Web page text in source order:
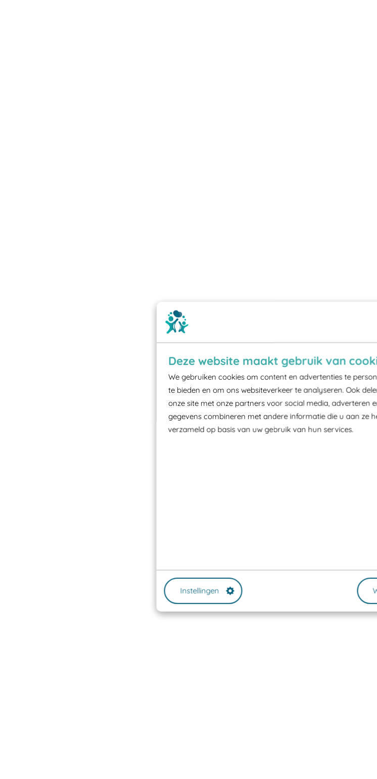
Deze website maakt gebruik van
We gebruiken cookies om content en advertenties te
te bieden en om ons websiteverkeer te analyseren. Ook
onze site met onze partners voor social media, adverteren
gegevens combineren met andere informatie die u aan ze
verzameld op basis van uw gebruik van hun services.
Instellingen